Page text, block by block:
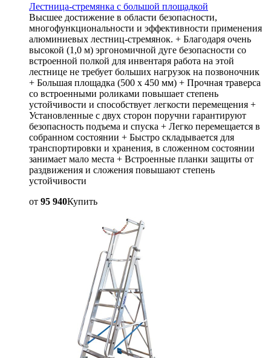
Лестница-стремянка с большой площадкой
Высшее достижение в области безопасности,
многофункциональности и эффективности применения
алюминиевых лестниц-стремянок. + Благодаря очень
высокой (1,0 м) эргономичной дуге безопасности со
встроенной полкой для инвентаря работа на этой
лестнице не требует больших нагрузок на позвоночник
+ Большая площадка (500 х 450 мм) + Прочная траверса
со встроенными роликами повышает степень
устойчивости и способствует легкости перемещения +
Установленные с двух сторон поручни гарантируют
безопасность подъема и спуска + Легко перемещается в
собранном состоянии + Быстро складывается для
транспортировки и хранения, в сложенном состоянии
занимает мало места + Встроенные планки защиты от
раздвижения и сложения повышают степень
устойчивости
от 95 940Купить